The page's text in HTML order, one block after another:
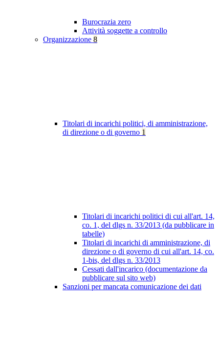
Burocrazia zero
Attività soggette a controllo
Organizzazione 8
Titolari di incarichi politici, di amministrazione,
di direzione o di governo 1
Titolari di incarichi politici di cui all'art. 14,
co. 1, del dlgs n. 33/2013 (da pubblicare in
tabelle)
Titolari di incarichi di amministrazione, di
direzione o di governo di cui all'art. 14, co.
1-bis, del dlgs n. 33/2013
Cessati dall'incarico (documentazione da
pubblicare sul sito web)
Sanzioni per mancata comunicazione dei dati